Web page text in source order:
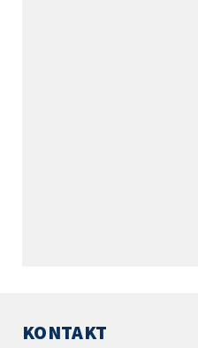
KONTAKT